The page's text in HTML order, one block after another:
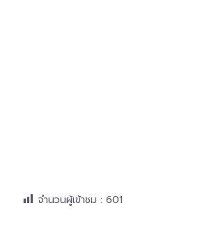
จำนวนผู้เข้าชม : 601